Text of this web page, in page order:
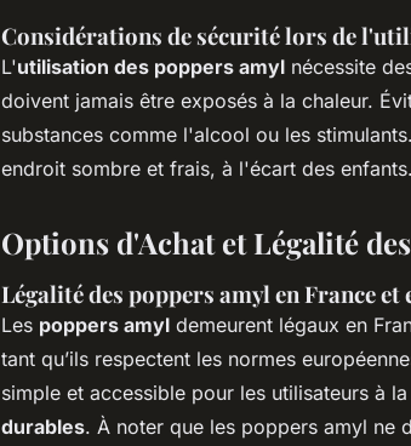
Considérations de sécurité lors de
L'utilisation des poppers amyl nécessite
doivent jamais être exposés à la chaleur.
substances comme l'alcool ou les
endroit sombre et frais, à l'écart des enfants.
Options d'Achat et Légalité
Légalité des poppers amyl en France et
Les poppers amyl demeurent légaux en
tant qu’ils respectent les normes
simple et accessible pour les utilisateurs à
durables. À noter que les poppers amyl ne